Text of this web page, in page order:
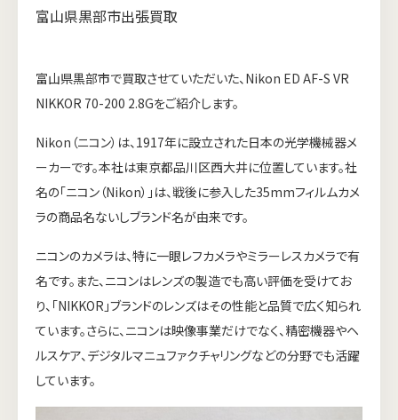
富山県黒部市出張買取
富山県黒部市で買取させていただいた、Nikon ED AF-S VR
NIKKOR 70-200 2.8Gをご紹介します。
Nikon（ニコン）は、1917年に設立された日本の光学機械器メ
ーカーです。本社は東京都品川区西大井に位置しています。社
名の「ニコン（Nikon）」は、戦後に参入した35mmフィルムカメ
ラの商品名ないしブランド名が由来です。
ニコンのカメラは、特に一眼レフカメラやミラーレスカメラで有
名です。また、ニコンはレンズの製造でも高い評価を受けてお
り、「NIKKOR」ブランドのレンズはその性能と品質で広く知られ
ています。さらに、ニコンは映像事業だけでなく、精密機器やヘ
ルスケア、デジタルマニュファクチャリングなどの分野でも活躍
しています。